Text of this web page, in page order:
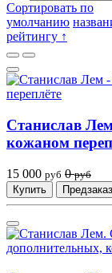
Сортировать по
умолчанию
рейтингу ↑
Станислав
кожаном
15 000 руб 0 руб
Купить
Предзаказ